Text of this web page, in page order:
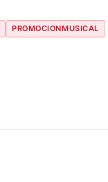
PROMOCIONMUSICAL